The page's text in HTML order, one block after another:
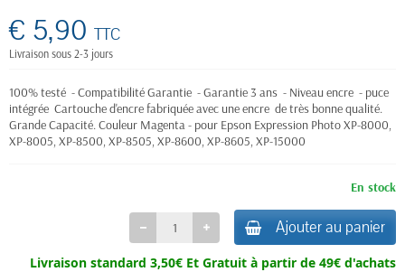
€ 5,90 TTC
Livraison sous 2-3 jours
100% testé - Compatibilité Garantie - Garantie 3 ans - Niveau encre - puce
intégrée Cartouche d'encre fabriquée avec une encre de très bonne qualité.
Grande Capacité. Couleur Magenta - pour Epson Expression Photo XP-8000,
XP-8005, XP-8500, XP-8505, XP-8600, XP-8605, XP-15000
En stock
Ajouter au panier
Livraison standard 3,50€ Et Gratuit à partir de 49€ d'achats